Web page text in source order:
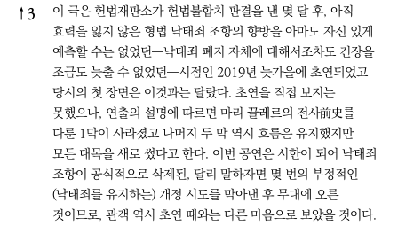
↑ 3
이 극은 헌법재판소가 헌법불합치 판결을 낸 몇 달 후, 아직
효력을 잃지 않은 형법 낙태죄 조항의 향방을 아마도 자신 있게
예측할 수는 없었던―낙태죄 폐지 자체에 대해서조차도 긴장을
조금도 늦출 수 없었던―시점인 2019년 늦가을에 초연되었고
당시의 첫 장면은 이것과는 달랐다. 초연을 직접 보지는
못했으나, 연출의 설명에 따르면 마리 끌레르의 전사前史를
다룬 1막이 사라졌고 나머지 두 막 역시 흐름은 유지했지만
모든 대목을 새로 썼다고 한다. 이번 공연은 시한이 되어 낙태죄
조항이 공식적으로 삭제된, 달리 말하자면 몇 번의 부정적인
(낙태죄를 유지하는) 개정 시도를 막아낸 후 무대에 오른
것이므로, 관객 역시 초연 때와는 다른 마음으로 보았을 것이다.